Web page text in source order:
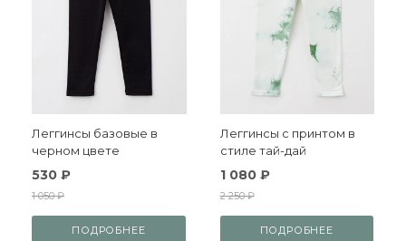
Леггинсы базовые в
черном цвете
530 ₽
1 050 ₽
ПОДРОБНЕЕ
Леггинсы с принтом в
стиле тай-дай
1 080 ₽
2 250 ₽
ПОДРОБНЕЕ